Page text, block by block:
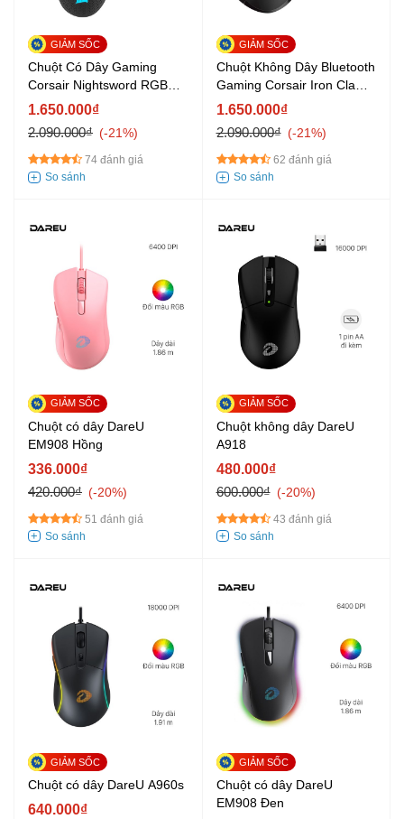
Chuột Có Dây Gaming
Corsair Nightsword RGB
Đen
1.650.000₫
2.090.000₫
-21%
74 đánh giá
Chuột Không Dây Bluetooth
Gaming Corsair Iron Claw
RGB Đen
1.650.000₫
2.090.000₫
-21%
62 đánh giá
Chuột có dây DareU
EM908 Hồng
336.000₫
420.000₫
-20%
51 đánh giá
Chuột không dây DareU
A918
480.000₫
600.000₫
-20%
43 đánh giá
Chuột có dây DareU A960s
640.000₫
Chuột có dây DareU
EM908 Đen